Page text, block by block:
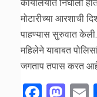
कार्यालयात निघाली
मोटारीच्या आरशाची
पाहण्यास सुरुवात
महिलेने याबाबत
जगताप तपास करत